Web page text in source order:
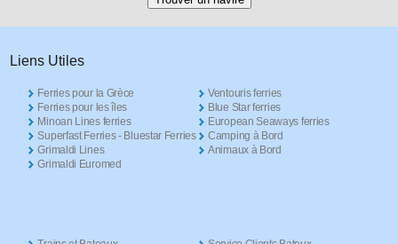
Liens Utiles
Ferries pour la Grèce
Ferries pour les îles
Minoan Lines ferries
Superfast Ferries - Bluestar Ferries
Grimaldi Lines
Grimaldi Euromed
Ventouris ferries
Blue Star ferries
European Seaways ferries
Camping à Bord
Animaux à Bord